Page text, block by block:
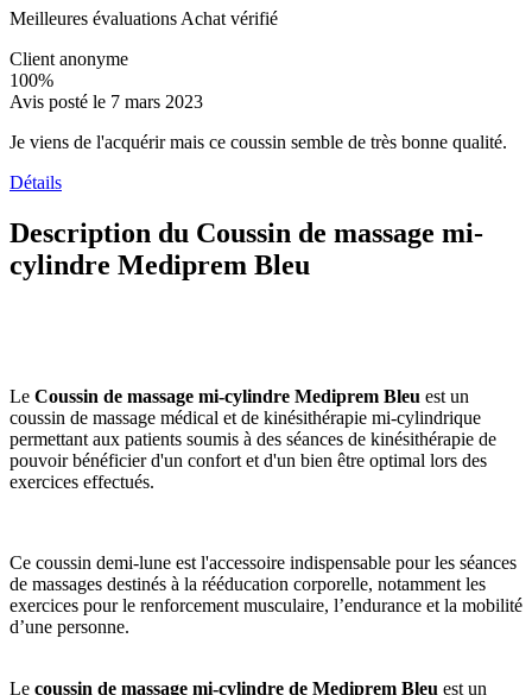
Meilleures évaluations Achat vérifié
Client anonyme
100%
Avis posté le 7 mars 2023
Je viens de l'acquérir mais ce coussin semble de très bonne qualité.
Détails
Description du Coussin de massage mi-
cylindre Mediprem Bleu
Le Coussin de massage mi-cylindre Mediprem Bleu est un
coussin de massage médical et de kinésithérapie mi-cylindrique
permettant aux patients soumis à des séances de kinésithérapie de
pouvoir bénéficier d'un confort et d'un bien être optimal lors des
exercices effectués.
Ce coussin demi-lune est l'accessoire indispensable pour les séances
de massages destinés à la rééducation corporelle, notamment les
exercices pour le renforcement musculaire, l’endurance et la mobilité
d’une personne.
Le coussin de massage mi-cylindre de Mediprem Bleu est un